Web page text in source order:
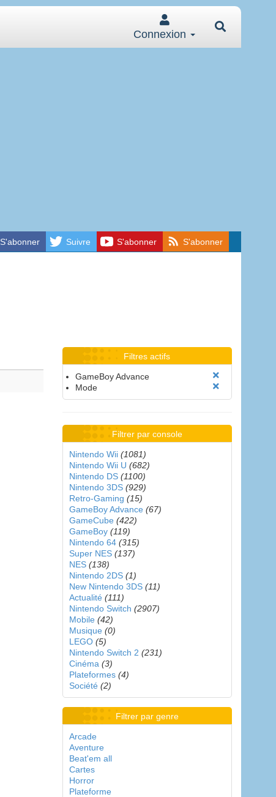
Connexion
S'abonner Suivre S'abonner S'abonner
Filtres actifs
GameBoy Advance
Mode
Filtrer par console
Nintendo Wii (1081)
Nintendo Wii U (682)
Nintendo DS (1100)
Nintendo 3DS (929)
Retro-Gaming (15)
GameBoy Advance (67)
GameCube (422)
GameBoy (119)
Nintendo 64 (315)
Super NES (137)
NES (138)
Nintendo 2DS (1)
New Nintendo 3DS (11)
Actualité (111)
Nintendo Switch (2907)
Mobile (42)
Musique (0)
LEGO (5)
Nintendo Switch 2 (231)
Cinéma (3)
Plateformes (4)
Société (2)
Filtrer par genre
Arcade
Aventure
Beat'em all
Cartes
Horror
Plateforme